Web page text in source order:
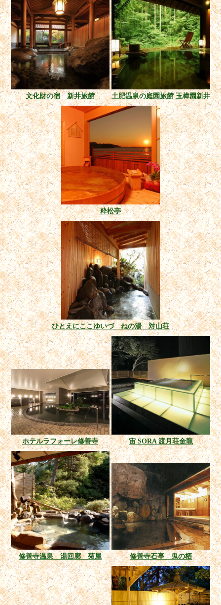
文化財の宿 新井旅館 土肥温泉の庭園旅館 玉樟園新井
粋松亭
ひとえにここゆいづ ねの湯 対山荘
ホテルラフォーレ修善寺 宙 SORA 渡月荘金龍
修善寺温泉 湯回廊 菊屋 修善寺石亭 鬼の栖